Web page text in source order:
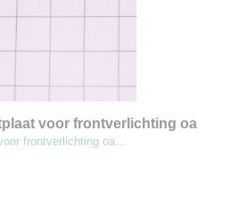
voor frontverlichting oa
frontverlichting oa…